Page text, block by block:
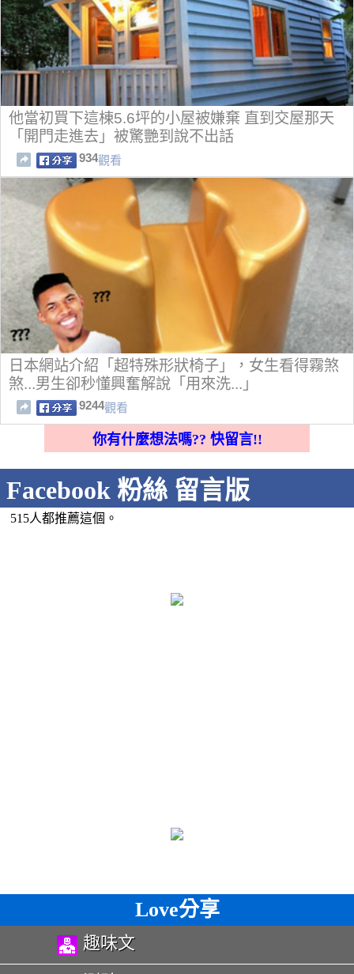
他當初買下這棟5.6坪的小屋被嫌棄 直到交屋那天
「開門走進去」被驚艷到說不出話
934觀看
日本網站介紹「超特殊形狀椅子」，女生看得霧煞
煞...男生卻秒懂興奮解說「用來洗...」
9244觀看
你有什麼想法嗎?? 快留言!!
Facebook 粉絲 留言版
515人都推薦這個。
Love分享
趣味文